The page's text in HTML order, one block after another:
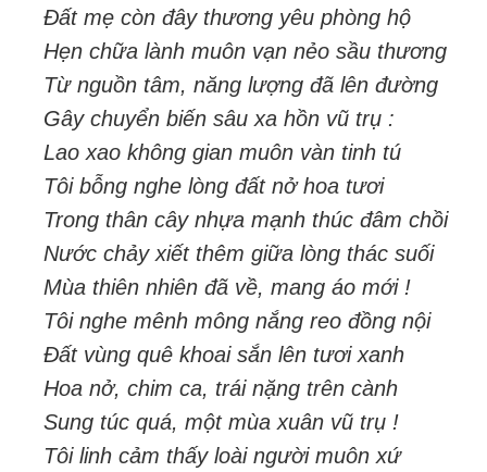
Đất mẹ còn đây thương yêu phòng hộ
Hẹn chữa lành muôn vạn nẻo sầu thương
Từ nguồn tâm, năng lượng đã lên đường
Gây chuyển biến sâu xa hồn vũ trụ :
Lao xao không gian muôn vàn tinh tú
Tôi bỗng nghe lòng đất nở hoa tươi
Trong thân cây nhựa mạnh thúc đâm chồi
Nước chảy xiết thêm giữa lòng thác suối
Mùa thiên nhiên đã về, mang áo mới !
Tôi nghe mênh mông nắng reo đồng nội
Đất vùng quê khoai sắn lên tươi xanh
Hoa nở, chim ca, trái nặng trên cành
Sung túc quá, một mùa xuân vũ trụ !
Tôi linh cảm thấy loài người muôn xứ